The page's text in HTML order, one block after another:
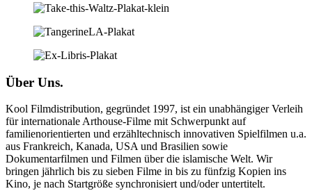
Über Uns.
Kool Filmdistribution, gegründet 1997, ist ein unabhängiger Verleih
für internationale Arthouse-Filme mit Schwerpunkt auf
familienorientierten und erzähltechnisch innovativen Spielfilmen u.a.
aus Frankreich, Kanada, USA und Brasilien sowie
Dokumentarfilmen und Filmen über die islamische Welt. Wir
bringen jährlich bis zu sieben Filme in bis zu fünfzig Kopien ins
Kino, je nach Startgröße synchronisiert und/oder untertitelt.